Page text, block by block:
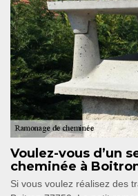
Voulez-vous d’un
cheminée à
Si vous voulez réalisez des